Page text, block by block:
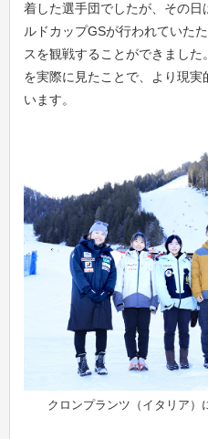
着した選手団でしたが、その
ルドカップGSが行われていた
スを観戦することができまし
を実際に見たことで、より現
います。
クロンプランツ（イタリア）